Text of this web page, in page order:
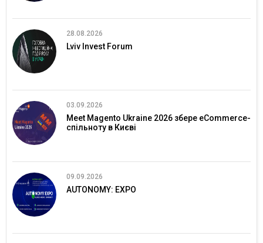
28.08.2026
Lviv Invest Forum
03.09.2026
Meet Magento Ukraine 2026 збере eCommerce-
спільноту в Києві
09.09.2026
AUTONOMY: EXPO